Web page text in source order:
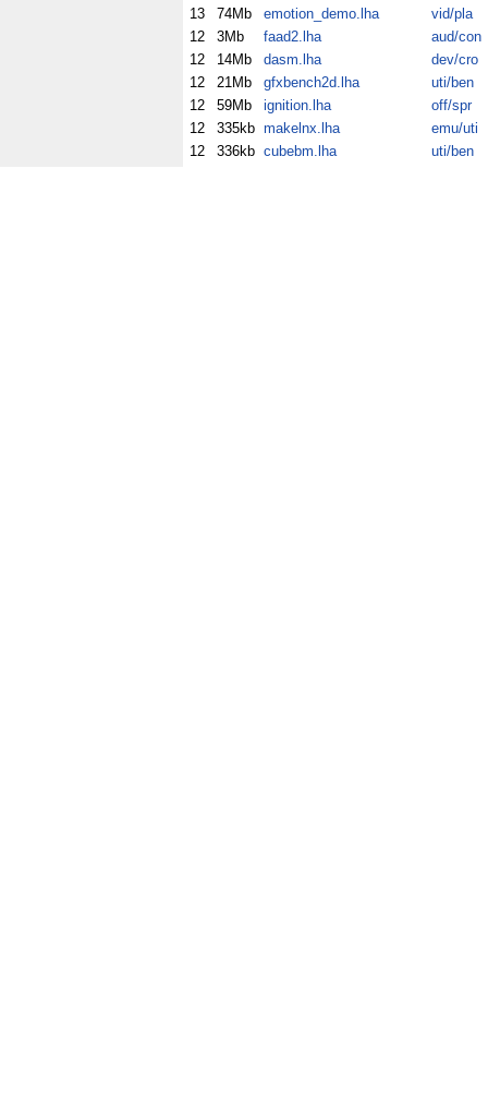
13 74Mb emotion_demo.lha
vid/pla
12
3Mb faad2.lha
aud/con
12
14Mb dasm.lha
dev/cro
12
21Mb gfxbench2d.lha
uti/ben
12
59Mb ignition.lha
off/spr
12
335kb makelnx.lha
emu/uti
12
336kb cubebm.lha uti/ben